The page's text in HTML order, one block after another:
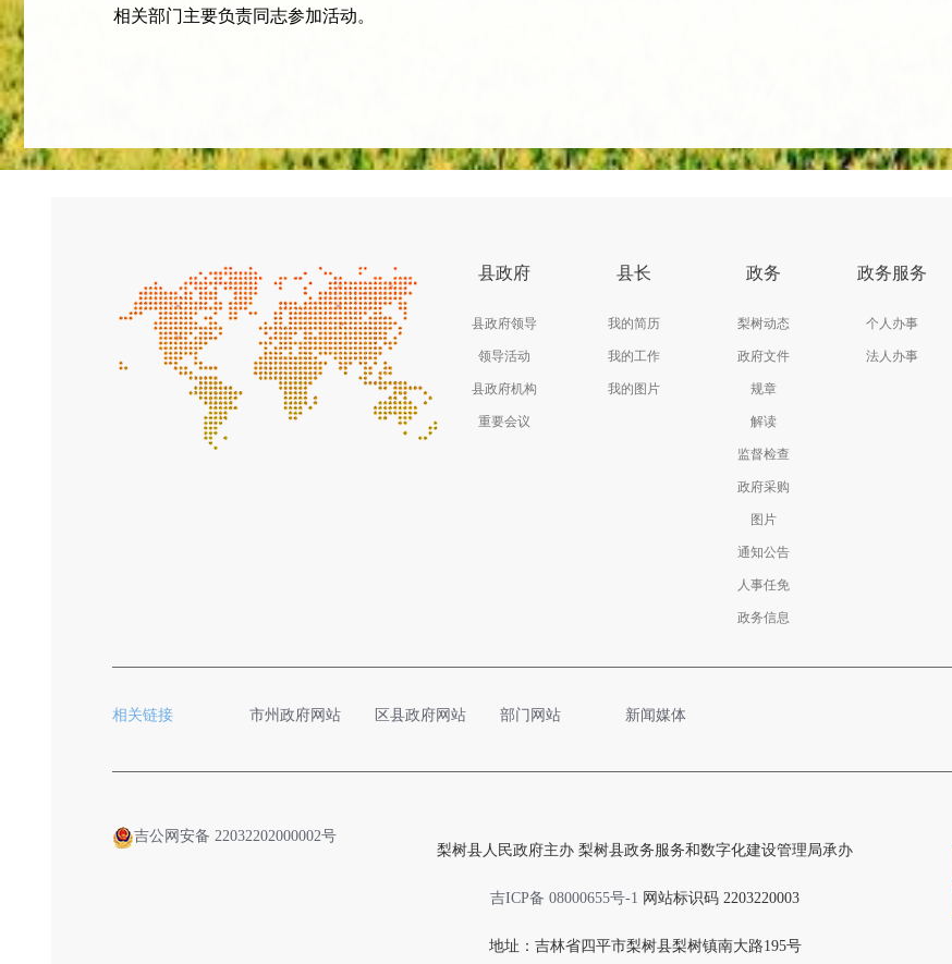
相关部门主要负责同志参加活动。
县政府
县政府领导
领导活动
县政府机构
重要会议
县长
我的简历
我的工作
我的图片
政务
梨树动态
政府文件
规章
解读
监督检查
政府采购
图片
通知公告
人事任免
政务信息
政务服务
个人办事
法人办事
相关链接 市州政府网站 区县政府网站 部门网站 新闻媒体
吉公网安备 22032202000002号
梨树县人民政府主办 梨树县政务服务和数字化建设管理局承办
吉ICP备 08000655号-1 网站标识码 2203220003
地址：吉林省四平市梨树县梨树镇南大路195号